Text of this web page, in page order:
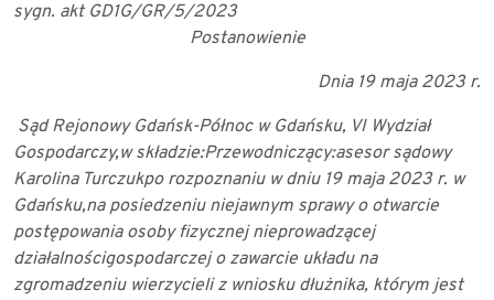
sygn. akt GD1G/GR/5/2023
Postanowienie
Dnia 19 maja 2023 r.
Sąd Rejonowy Gdańsk-Północ w Gdańsku, VI Wydział
Gospodarczy,w składzie:Przewodniczący:asesor sądowy
Karolina Turczukpo rozpoznaniu w dniu 19 maja 2023 r. w
Gdańsku,na posiedzeniu niejawnym sprawy o otwarcie
postępowania osoby fizycznej nieprowadzącej
działalnościgospodarczej o zawarcie układu na
zgromadzeniu wierzycieli z wniosku dłużnika, którym jest